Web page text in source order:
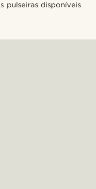
pulseiras disponíveis